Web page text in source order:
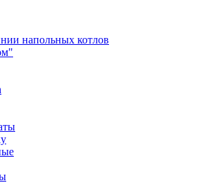
напольных котлов